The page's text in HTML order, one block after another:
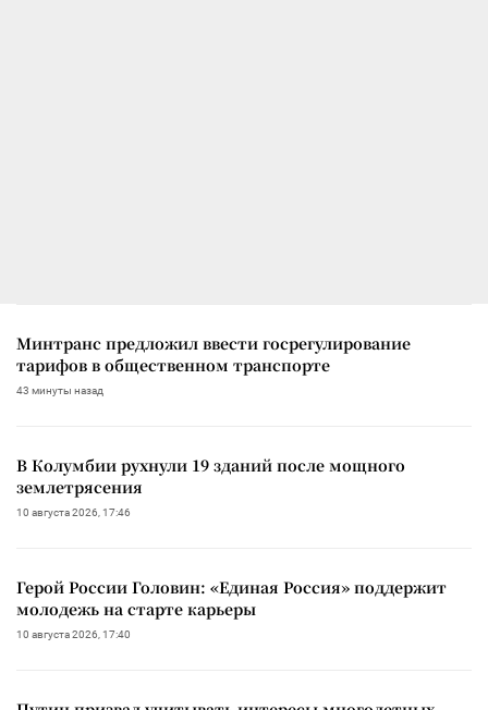
Минтранс предложил ввести госрегулирование
тарифов в общественном транспорте
43 минуты назад
В Колумбии рухнули 19 зданий после мощного
землетрясения
10 августа 2026, 17:46
Герой России Головин: «Единая Россия» поддержит
молодежь на старте карьеры
10 августа 2026, 17:40